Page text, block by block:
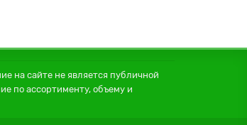
на сайте не является публичной
по ассортименту, объему и